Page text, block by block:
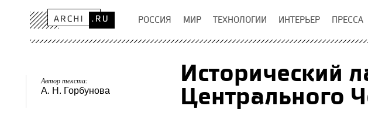
РОССИЯ МИР ТЕХНОЛОГИИ ИНТЕРЬЕР ПРЕССА
Автор текста:
А. Н. Горбунова
Исторический
Центрального